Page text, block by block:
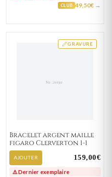
CLUB 49,50€ →
GRAVURE
Bracelet argent maille
figaro Clerverton 1-1
AJOUTER 159,00€
⚠️ Dernier exemplaire